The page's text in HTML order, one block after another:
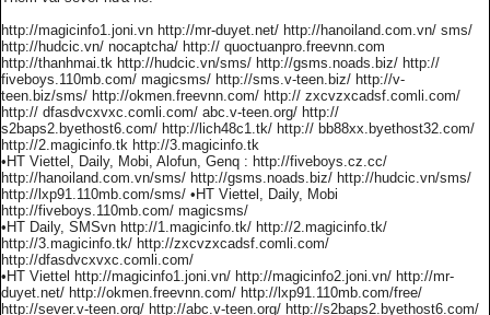
http://magicinfo1.joni.vn http://mr-duyet.net/ http://hanoiland.com.vn/ sms/
http://hudcic.vn/ nocaptcha/ http:// quoctuanpro.freevnn.com
http://thanhmai.tk http://hudcic.vn/sms/ http://gsms.noads.biz/ http://
fiveboys.110mb.com/ magicsms/ http://sms.v-teen.biz/ http://v-
teen.biz/sms/ http://okmen.freevnn.com/ http:// zxcvzxcadsf.comli.com/
http:// dfasdvcxvxc.comli.com/ abc.v-teen.org/ http://
s2baps2.byethost6.com/ http://lich48c1.tk/ http:// bb88xx.byethost32.com/
http://2.magicinfo.tk http://3.magicinfo.tk
•HT Viettel, Daily, Mobi, Alofun, Genq : http://fiveboys.cz.cc/
http://hanoiland.com.vn/sms/ http://gsms.noads.biz/ http://hudcic.vn/sms/
http://lxp91.110mb.com/sms/ •HT Viettel, Daily, Mobi
http://fiveboys.110mb.com/ magicsms/
•HT Daily, SMSvn http://1.magicinfo.tk/ http://2.magicinfo.tk/
http://3.magicinfo.tk/ http://zxcvzxcadsf.comli.com/
http://dfasdvcxvxc.comli.com/
•HT Viettel http://magicinfo1.joni.vn/ http://magicinfo2.joni.vn/ http://mr-
duyet.net/ http://okmen.freevnn.com/ http://lxp91.110mb.com/free/
http://sever.v-teen.org/ http://abc.v-teen.org/ http://s2baps2.byethost6.com/